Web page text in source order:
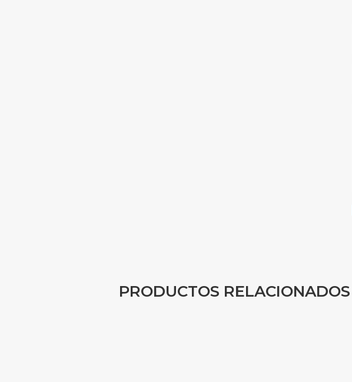
PRODUCTOS RELACIONADOS